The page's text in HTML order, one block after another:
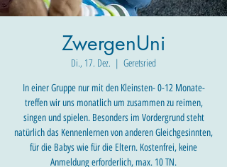
ZwergenUni
Di., 17. Dez.
  |
Geretsried
In einer Gruppe nur mit den Kleinsten- 0-12 Monate-
treffen wir uns monatlich um zusammen zu reimen,
singen und spielen. Besonders im Vordergrund steht
natürlich das Kennenlernen von anderen Gleichgesinnten,
für die Babys wie für die Eltern. Kostenfrei, keine
Anmeldung erforderlich, max. 10 TN.